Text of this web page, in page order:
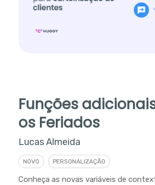
Funções
os Feriados
Lucas Almeida
NOVO PERSONALIZAÇÃO
Conheça as novas variáveis de